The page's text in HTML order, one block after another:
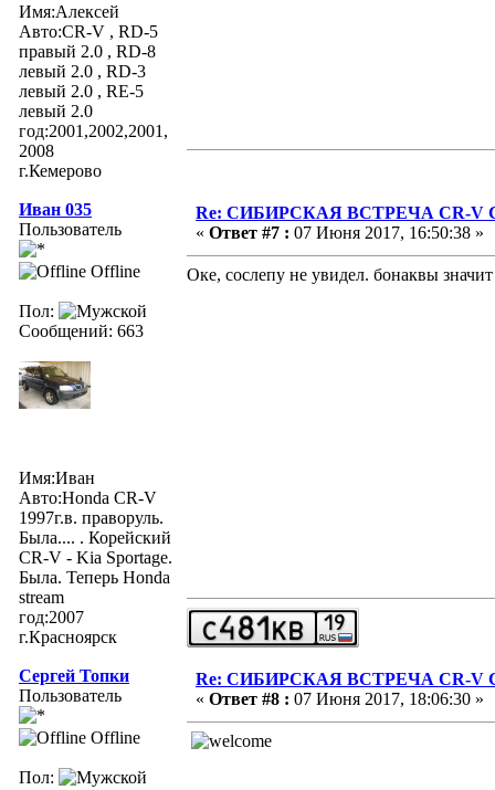
Имя:Алексей
Авто:СR-V , RD-5
правый 2.0 , RD-8
левый 2.0 , RD-3
левый 2.0 , RE-5
левый 2.0
год:2001,2002,2001,
2008
г.Кемерово
Иван 035
Пользователь
Offline
Пол:
Сообщений: 663
Имя:Иван
Авто:Honda CR-V
1997г.в. праворуль.
Была.... . Корейский
CR-V - Kia Sportage.
Была. Теперь Honda
stream
год:2007
г.Красноярск
Re: СИБИРСКАЯ ВСТРЕЧА CR-V
« Ответ #7 : 07 Июня 2017, 16:50:38 »
Оке, сослепу не увидел. бонаквы
Сергей Топки
Пользователь
Offline
Пол:
Re: СИБИРСКАЯ ВСТРЕЧА CR-V
« Ответ #8 : 07 Июня 2017, 18:06:30 »